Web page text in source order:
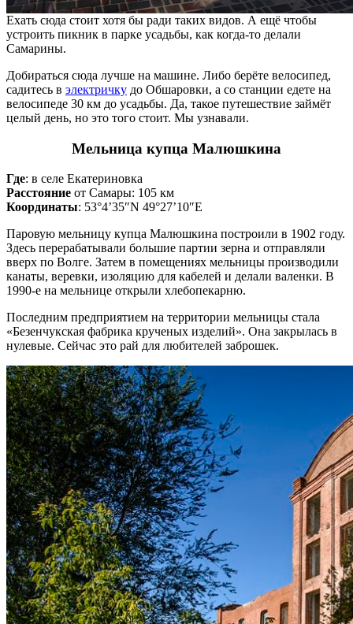
Ехать сюда стоит хотя бы ради таких видов. А ещё чтобы
устроить пикник в парке усадьбы, как когда-то делали
Самарины.
Добираться сюда лучше на машине. Либо берёте велосипед,
садитесь в электричку до Обшаровки, а со станции едете на
велосипеде 30 км до усадьбы. Да, такое путешествие займёт
целый день, но это того стоит. Мы узнавали.
Мельница купца Малюшкина
Где: в селе Екатериновка
Расстояние от Самары: 105 км
Координаты: 53°4’35″N 49°27’10″E
Паровую мельницу купца Малюшкина построили в 1902 году.
Здесь перерабатывали большие партии зерна и отправляли
вверх по Волге. Затем в помещениях мельницы производили
канаты, веревки, изоляцию для кабелей и делали валенки. В
1990-е на мельнице открыли хлебопекарню.
Последним предприятием на территории мельницы стала
«Безенчукская фабрика крученых изделий». Она закрылась в
нулевые. Сейчас это рай для любителей заброшек.